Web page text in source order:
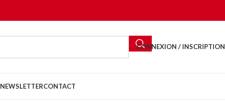
CONNEXION / INSCRIPTION
NEWSLETTERCONTACT